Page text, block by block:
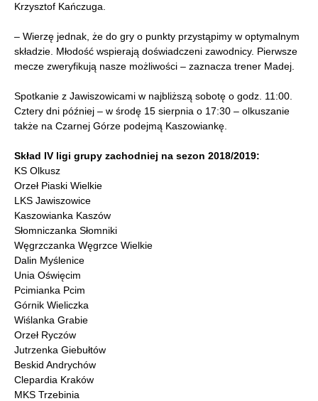
Krzysztof Kańczuga.
– Wierzę jednak, że do gry o punkty przystąpimy w optymalnym
składzie. Młodość wspierają doświadczeni zawodnicy. Pierwsze
mecze zweryfikują nasze możliwości – zaznacza trener Madej.
Spotkanie z Jawiszowicami w najbliższą sobotę o godz. 11:00.
Cztery dni później – w środę 15 sierpnia o 17:30 – olkuszanie
także na Czarnej Górze podejmą Kaszowiankę.
Skład IV ligi grupy zachodniej na sezon 2018/2019:
KS Olkusz
Orzeł Piaski Wielkie
LKS Jawiszowice
Kaszowianka Kaszów
Słomniczanka Słomniki
Węgrzczanka Węgrzce Wielkie
Dalin Myślenice
Unia Oświęcim
Pcimianka Pcim
Górnik Wieliczka
Wiślanka Grabie
Orzeł Ryczów
Jutrzenka Giebułtów
Beskid Andrychów
Clepardia Kraków
MKS Trzebinia